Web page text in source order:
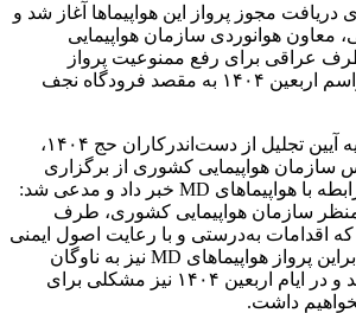
دریافت مجوز پرواز این هواپیماها آغاز شد و
معاون هوانوردی سازمان هواپیمایی
عراقی برای رفع ممنوعیت پرواز
هواپیماهای MD در مراسم اربعین ۱۴۰۴ به مقصد فرودگاه نجف
عاقبت امروز در حاشیه آیین تجلیل از دست‌اندرکاران حج ۱۴۰۴،
سازمان هواپیمایی کشوری از برگزاری
جلسه با عراقی‌ها در رابطه با هواپیماهای MD خبر داد و مدعی شد:
سازمان هواپیمایی کشوری، طرف
اقدامات به‌درستی و با رعایت اصول ایمنی
فنی انجام می‌شود؛ بنابراین پرواز هواپیماهای MD نیز به ناوگان
هوایی کشور اضافه شد و در ایام اربعین ۱۴۰۴ نیز مشکلی برای
نخواهیم داشت.